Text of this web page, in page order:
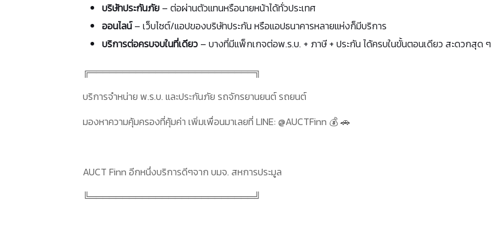
บริษัทประกันภัย – ต่อผ่านตัวแทนหรือนายหน้าได้ทั่วประเทศ
ออนไลน์– เว็บไซต์/แอปของบริษัทประกัน หรือแอปธนาคารหลายแห่งก็มีบริการ
บริการต่อครบจบในที่เดียว – บางที่มีแพ็กเกจต่อพ.ร.บ. + ภาษี + ประกัน ได้ครบในขั้นตอนเดียว สะดวกสุด ๆ
╔═════════════════════════╗
บริการจำหน่าย พ.ร.บ. และประกันภัย รถจักรยานยนต์ รถยนต์
มองหาความคุ้มครองที่คุ้มค่า เพิ่มเพื่อนมาเลยที่ LINE: @AUCTFinn 💰 🚗
AUCT Finn อีกหนึ่งบริการดีๆจาก บมจ. สหการประมูล
╚═════════════════════════╝